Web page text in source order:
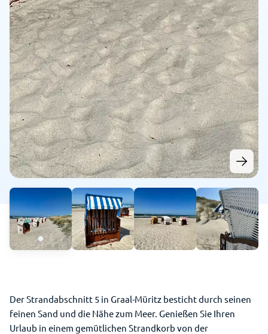
Der Strandabschnitt 5 in Graal-Müritz besticht durch seinen
feinen Sand und die Nähe zum Meer. Genießen Sie Ihren
Urlaub in einem gemütlichen Strandkorb von der